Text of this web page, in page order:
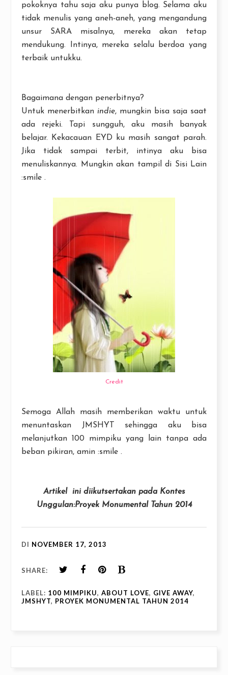
pokoknya tahu saja aku punya blog. Selama aku
tidak menulis yang aneh-aneh, yang mengandung
unsur SARA misalnya, mereka akan tetap
mendukung. Intinya, mereka selalu berdoa yang
terbaik untukku.
Bagaimana dengan penerbitnya?
Untuk menerbitkan indie, mungkin bisa saja saat
ada rejeki. Tapi sungguh, aku masih banyak
belajar. Kekacauan EYD ku masih sangat parah.
Jika tidak sampai terbit, intinya aku bisa
menuliskannya. Mungkin akan tampil di Sisi Lain
:smile .
Credit
Semoga Allah masih memberikan waktu untuk
menuntaskan JMSHYT sehingga aku bisa
melanjutkan 100 mimpiku yang lain tanpa ada
beban pikiran, amin :smile .
Artikel ini diikutsertakan pada Kontes
Unggulan:Proyek Monumental Tahun 2014
DI NOVEMBER 17, 2013
SHARE:
LABEL: 100 MIMPIKU, ABOUT LOVE, GIVE AWAY,
JMSHYT, PROYEK MONUMENTAL TAHUN 2014